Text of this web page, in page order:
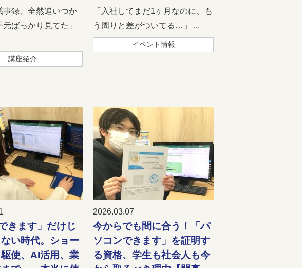
事録、全然追いつか
ばっかり見てた」
講座紹介
「入社してまだ1ヶ月なのに、も
う周りと差がついてる…」 ...
イベント情報
きます」だけじ
い時代。ショー
駆使、AI活用、業
2026.03.07
今からでも間に合う！「パ
ソコンできます」を証明す
る資格、学生も社会人も今